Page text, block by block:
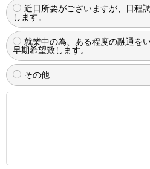
近日所要がございますが、日程
します。
就業中の為、ある程度の融通を
早期希望致します。
その他